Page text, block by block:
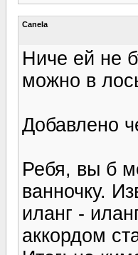
Canela
Ниче ей не
можно в
Добавлено
Ребя, вы б
ванночку.
иланг -
аккордом